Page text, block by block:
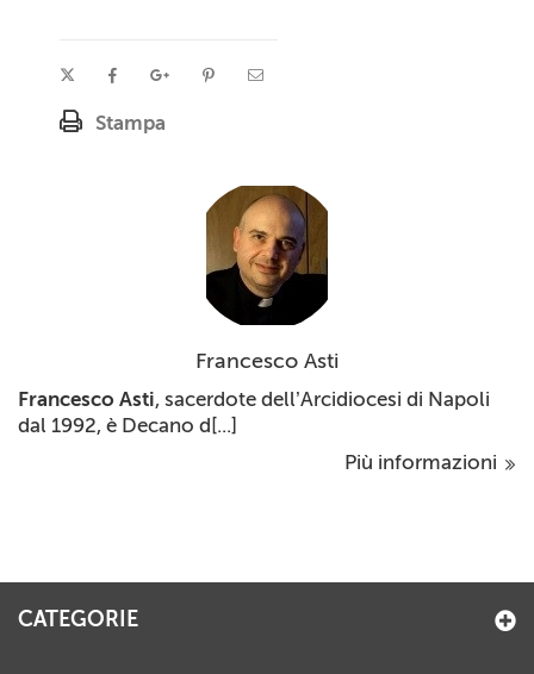
Stampa
Francesco Asti
Francesco Asti, sacerdote dell’Arcidiocesi di Napoli
dal 1992, è Decano d[...]
Più informazioni
CATEGORIE